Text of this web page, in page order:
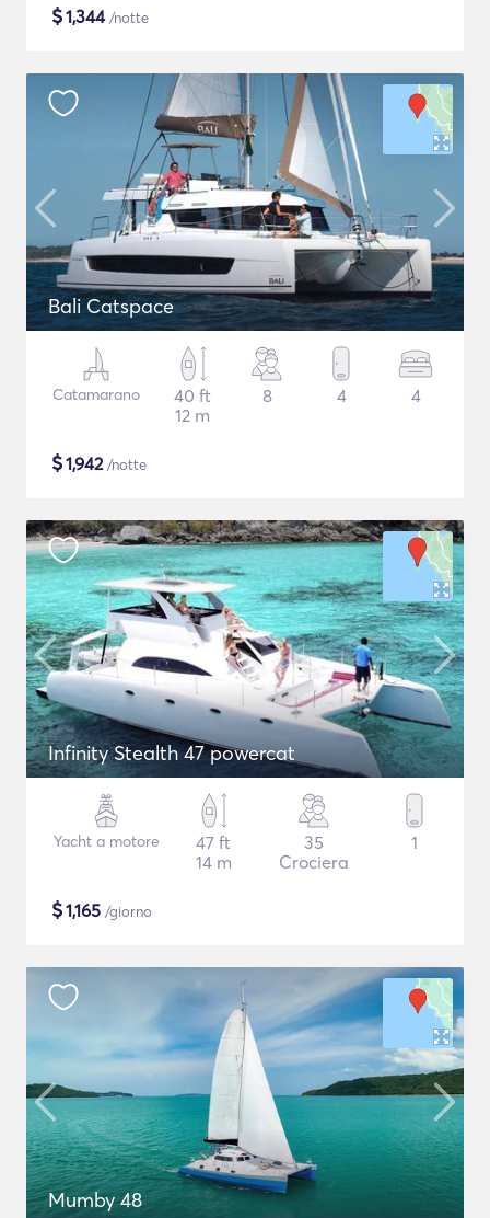
$1,344/notte
Bali Catspace
Catamarano
40 ft
12 m
8 4 4
$1,942/notte
Infinity Stealth 47 powercat
Yacht a motore
47 ft
14 m
35
Crociera
1
$1,165 /giorno
Mumby 48